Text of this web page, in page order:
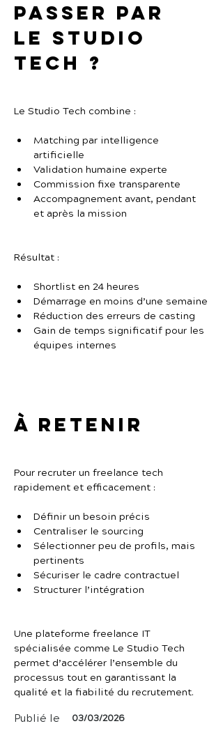
passer par
Le Studio
Tech ?
Le Studio Tech combine :
Matching par intelligence
artificielle
Validation humaine experte
Commission fixe transparente
Accompagnement avant, pendant
et après la mission
Résultat :
Shortlist en 24 heures
Démarrage en moins d’une semaine
Réduction des erreurs de casting
Gain de temps significatif pour les
équipes internes
À retenir
Pour recruter un freelance tech
rapidement et efficacement :
Définir un besoin précis
Centraliser le sourcing
Sélectionner peu de profils, mais
pertinents
Sécuriser le cadre contractuel
Structurer l’intégration
Une plateforme freelance IT
spécialisée comme Le Studio Tech
permet d’accélérer l’ensemble du
processus tout en garantissant la
qualité et la fiabilité du recrutement.
Publié le 03/03/2026